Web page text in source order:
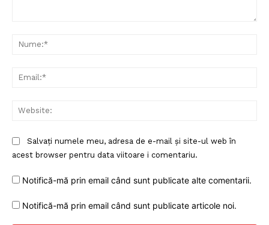
Salvați numele meu, adresa de e-mail și site-ul web în
acest browser pentru data viitoare i comentariu.
Notifică-mă prin email când sunt publicate alte comentarii.
Notifică-mă prin email când sunt publicate articole noi.